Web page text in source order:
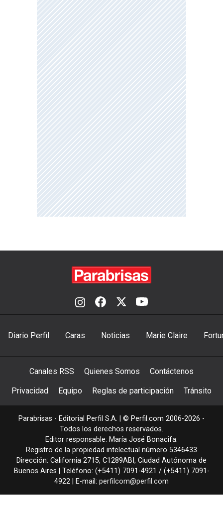
Diario Perfil Caras Noticias Marie Claire
Canales RSS Quienes Somos Contáctenos
Privacidad Equipo Reglas de participación Tránsito
Parabrisas - Editorial Perfil S.A. | © Perfil.com 2006-2026 -
Todos los derechos reservados.
Editor responsable: María José Bonacifa.
Registro de la propiedad intelectual número 5346433
Dirección: California 2715, C1289ABI , Ciudad Autónoma de
Buenos Aires | Teléfono: (+5411) 7091-4921 / (+5411) 7091-
4922 | E-mail: perfilcom@perfil.com